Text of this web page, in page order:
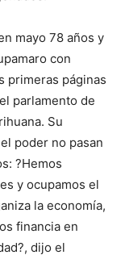
mayo 78 años y
con
primeras páginas
parlamento de
Su
poder no pasan
?Hemos
y ocupamos el
la economía,
financia en
dijo el